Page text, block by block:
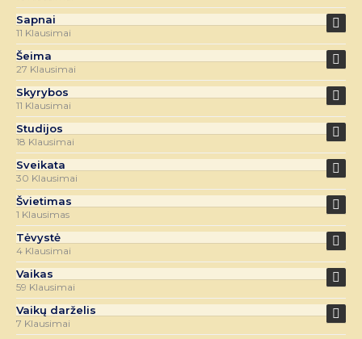
Sapnai
11 Klausimai
Šeima
27 Klausimai
Skyrybos
11 Klausimai
Studijos
18 Klausimai
Sveikata
30 Klausimai
Švietimas
1 Klausimas
Tėvystė
4 Klausimai
Vaikas
59 Klausimai
Vaikų darželis
7 Klausimai